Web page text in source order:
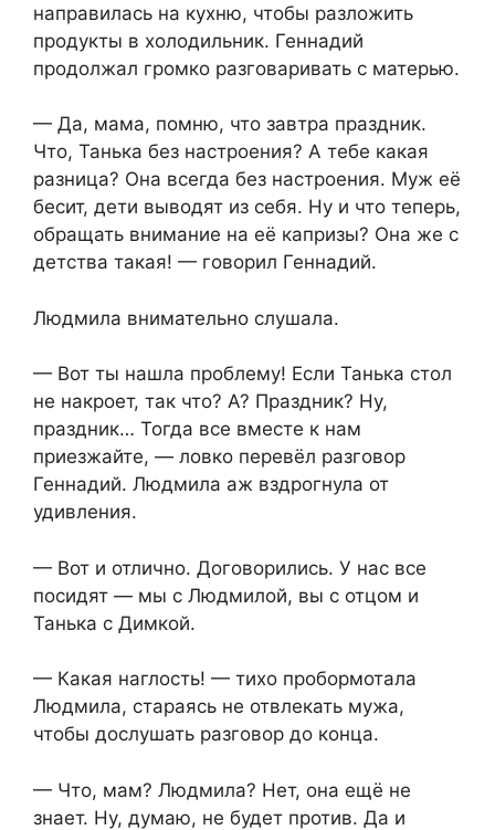
направилась на кухню, чтобы разложить
продукты в холодильник. Геннадий
продолжал громко разговаривать с матерью.
— Да, мама, помню, что завтра праздник.
Что, Танька без настроения? А тебе какая
разница? Она всегда без настроения. Муж её
бесит, дети выводят из себя. Ну и что теперь,
обращать внимание на её капризы? Она же с
детства такая! — говорил Геннадий.
Людмила внимательно слушала.
— Вот ты нашла проблему! Если Танька стол
не накроет, так что? А? Праздник? Ну,
праздник… Тогда все вместе к нам
приезжайте, — ловко перевёл разговор
Геннадий. Людмила аж вздрогнула от
удивления.
— Вот и отлично. Договорились. У нас все
посидят — мы с Людмилой, вы с отцом и
Танька с Димкой.
— Какая наглость! — тихо пробормотала
Людмила, стараясь не отвлекать мужа,
чтобы дослушать разговор до конца.
— Что, мам? Людмила? Нет, она ещё не
знает. Ну, думаю, не будет против. Да и